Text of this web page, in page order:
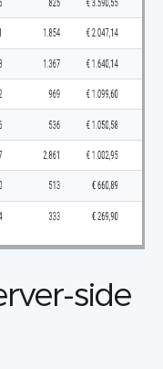
side